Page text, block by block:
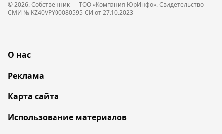
© 2026. Собственник — ТОО «Компания ЮрИнфо». Cвидетельство
СМИ № KZ40VPY00080595-СИ от 27.10.2023
О нас
Реклама
Карта сайта
Использование материалов